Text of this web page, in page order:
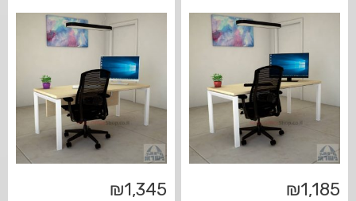
₪1,185
₪1,345